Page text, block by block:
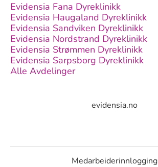
Evidensia Fana Dyreklinikk
Evidensia Haugaland Dyreklinikk
Evidensia Sandviken Dyreklinikk
Evidensia Nordstrand Dyreklinikk
Evidensia Strømmen Dyreklinikk
Evidensia Sarpsborg Dyreklinikk
Alle Avdelinger
evidensia.no
Medarbeiderinnlogging